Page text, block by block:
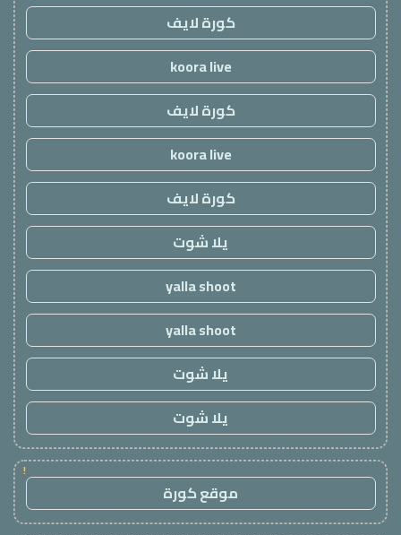
كورة لايف
koora live
كورة لايف
koora live
كورة لايف
يلا شوت
yalla shoot
yalla shoot
يلا شوت
يلا شوت
!
موقع كورة